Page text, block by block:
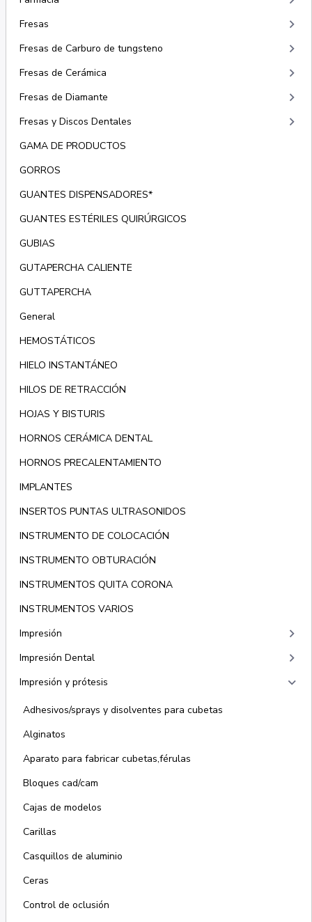
Fresas keyboard_arrow_right
Fresas de Carburo de tungsteno keyboard_arrow_right
Fresas de Cerámica keyboard_arrow_right
Fresas de Diamante keyboard_arrow_right
Fresas y Discos Dentales keyboard_arrow_right
GAMA DE PRODUCTOS
GORROS
GUANTES DISPENSADORES*
GUANTES ESTÉRILES QUIRÚRGICOS
GUBIAS
GUTAPERCHA CALIENTE
GUTTAPERCHA
General
HEMOSTÁTICOS
HIELO INSTANTÁNEO
HILOS DE RETRACCIÓN
HOJAS Y BISTURIS
HORNOS CERÁMICA DENTAL
HORNOS PRECALENTAMIENTO
IMPLANTES
INSERTOS PUNTAS ULTRASONIDOS
INSTRUMENTO DE COLOCACIÓN
INSTRUMENTO OBTURACIÓN
INSTRUMENTOS QUITA CORONA
INSTRUMENTOS VARIOS
Impresión
keyboard_arrow_right
Impresión Dental keyboard_arrow_right
Impresión y prótesis keyboard_arrow_right
Adhesivos/sprays y disolventes para cubetas
Alginatos
Aparato para fabricar cubetas,férulas
Bloques cad/cam
Cajas de modelos
Carillas
Casquillos de aluminio
Ceras
Control de oclusión